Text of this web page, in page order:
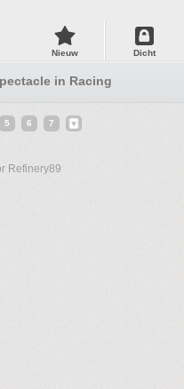
Nieuw Dicht
in Racing
5 6 7
Refinery89